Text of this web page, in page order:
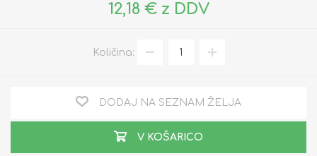
12,18 € z DDV
Količina:
DODAJ NA SEZNAM ŽELJA
V KOŠARICO